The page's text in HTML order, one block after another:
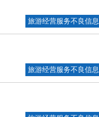
旅游经营服务不良信息
旅游经营服务不良信息